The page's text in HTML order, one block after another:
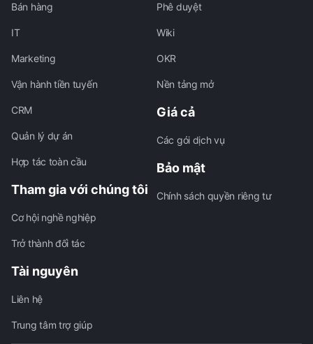
Bán hàng
IT
Marketing
Vận hành tiền tuyến
CRM
Quản lý dự án
Hợp tác toàn cầu
Tham gia với chúng tôi
Cơ hội nghề nghiệp
Trở thành đối tác
Tài nguyên
Liên hệ
Trung tâm trợ giúp
Phê duyệt
Wiki
OKR
Nền tảng mở
Giá cả
Các gói dịch vụ
Bảo mật
Chính sách quyền riêng tư